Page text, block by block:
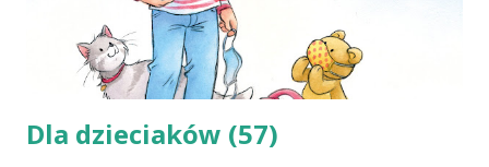
nadziejami i obawami. Wędrówka, w której przewodnicy
przybierają nowe miana, bo tego od nich wymaga historia.
Dopiero podczas pisania tej książki zdałem sobie s...
Dla dzieciaków (57)